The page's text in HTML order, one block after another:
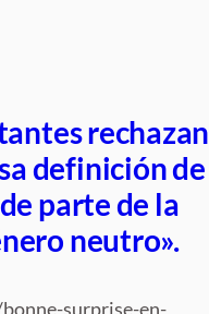
rechazan
definición de
parte de la
neutro».
surprise-en-